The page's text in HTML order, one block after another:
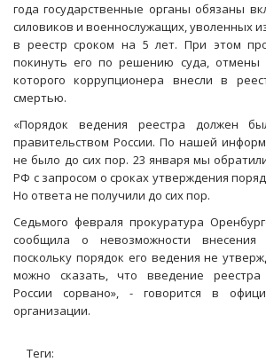
года государственные органы обязаны
силовиков и военнослужащих, уволенных
в реестр сроком на 5 лет. При этом
покинуть его по решению суда, отмены
которого коррупционера внесли в
смертью.
«Порядок ведения реестра должен
правительством России. По нашей
не было до сих пор. 23 января мы
РФ с запросом о сроках утверждения
Но ответа не получили до сих пор.
Седьмого февраля прокуратура
сообщила о невозможности
поскольку порядок его ведения не
можно сказать, что введение
России сорвано», - говорится в
организации.
Теги: